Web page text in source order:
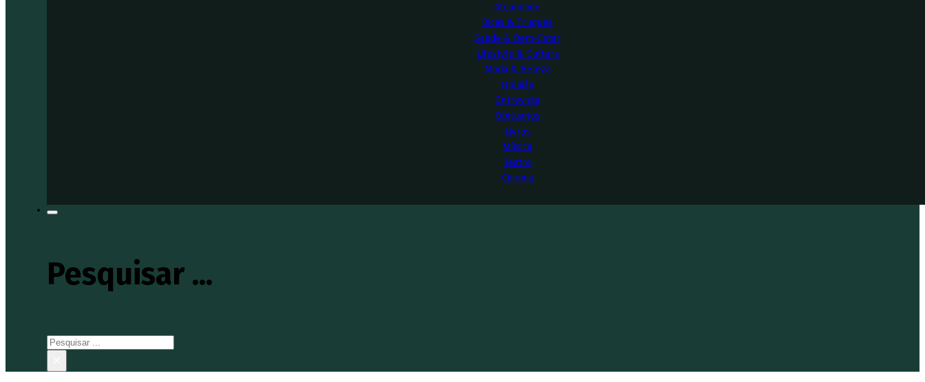
Atualidade
Dicas & Truques
Saúde & Bem-Estar
Lifestyle & Cultura
Moda & Beleza
Opinião
Entrevista
Obituários
Livros
Música
Teatro
Cinema
Pesquisar ...
Pesquisar